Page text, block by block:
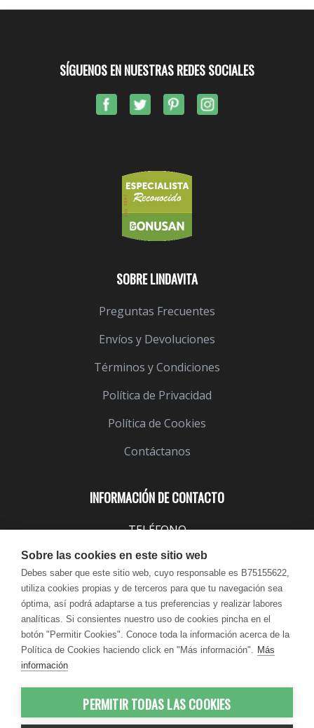
INFORMACIÓN DE CONTACTO
TELÉFONO
EMAIL
info@lindavita.com
HORARIO
Lun - Jue / 9:00 - 18:30
Vie / 9:00 - 17:30
SOBRE LINDAVITA
Preguntas Frecuentes
Envíos y Devoluciones
Términos y Condiciones
Política de Privacidad
Política de Cookies
Contáctanos
SÍGUENOS EN NUESTRAS REDES SOCIALES
Sobre las cookies en este sitio web
Debes saber que este sitio web, cuyo responsable es B75155622,
utiliza cookies propias y de terceros para que tu navegación sea
óptima, así podrá adaptarse a tus preferencias y realizar labores
analíticas. Si consientes nuestro uso de cookies pincha en el
botón "Permitir Cookies". Conoce toda la información acerca de la
Política de Cookies haciendo click en "Más información". Más
información
PERMITIR TODAS LAS COOKIES